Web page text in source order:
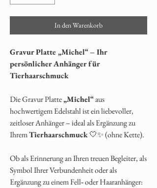
In den Warenkorb
Gravur Platte „Michel“ – Ihr
persönlicher Anhänger für
Tierhaarschmuck
Die Gravur Platte„Michel“aus
hochwertigem Edelstahl ist ein liebevoller,
zeitloser Anhänger – ideal als Ergänzung zu
IhremTierhaarschmuck🤍✨ (ohne Kette).
Ob als Erinnerung an Ihren treuen Begleiter, als
Symbol Ihrer Verbundenheit oder als
Ergänzung zu einem Fell‑ oder Haaranhänger: